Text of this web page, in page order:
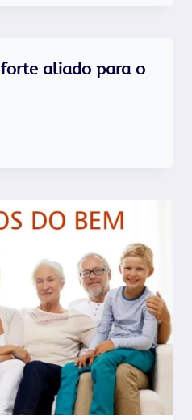
aliado para o